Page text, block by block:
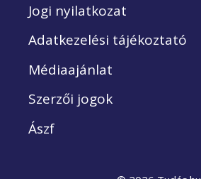
Jogi nyilatkozat
Adatkezelési tájékoztató
Médiaajánlat
Szerzői jogok
Ászf